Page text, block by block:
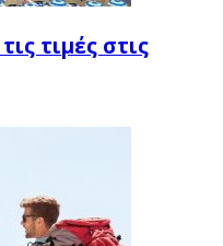
τιμές στις